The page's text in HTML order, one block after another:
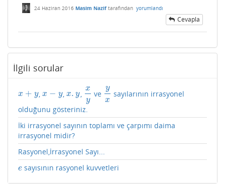
24 Haziran 2016 Masim Nazif tarafından yorumlandı
Cevapla
İlgili sorular
x + y
x+ y ,x − y
x−y ,x. y
x.y
x
y
xy ve
y
x
yx sayılarının irrasyonel
olduğunu gösteriniz.
İki irrasyonel sayının toplamı ve çarpımı daima
irrasyonel midir?
Rasyonel,İrrasyonel Sayı...
e
e sayısının rasyonel kuvvetleri